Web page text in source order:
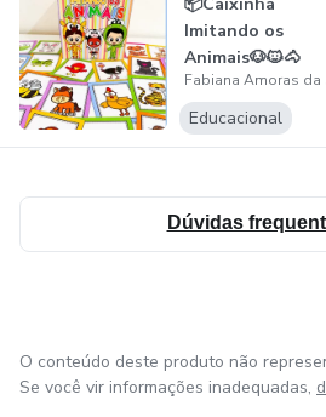
Imitando os
Animais🐶🐱🐴
Educacional
Dúvidas
O conteúdo deste produto não
Se você vir informações inadequadas,